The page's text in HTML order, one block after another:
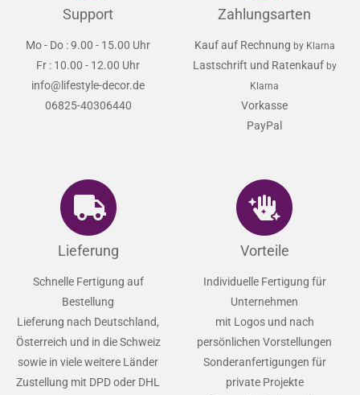
Support
Mo - Do : 9.00 - 15.00 Uhr
Fr : 10.00 - 12.00 Uhr
info@lifestyle-decor.de
06825-40306440
Zahlungsarten
Kauf auf Rechnung by Klarna
Lastschrift und Ratenkauf by
Klarna
Vorkasse
PayPal
Lieferung
Schnelle Fertigung auf
Bestellung
Lieferung nach Deutschland,
Österreich und in die Schweiz
sowie in viele weitere Länder
Zustellung mit DPD oder DHL
Vorteile
Individuelle Fertigung für
Unternehmen
mit Logos und nach
persönlichen Vorstellungen
Sonderanfertigungen für
private Projekte